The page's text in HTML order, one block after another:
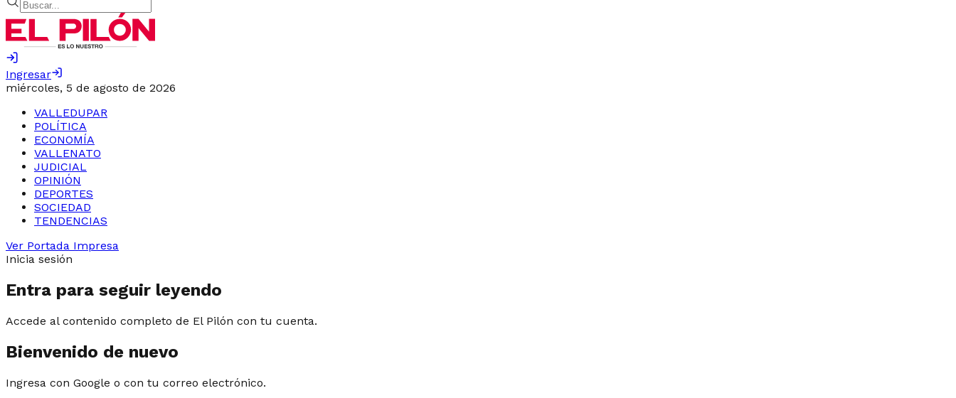
Ingresar
miércoles, 5 de agosto de 2026
VALLEDUPAR
POLÍTICA
ECONOMÍA
VALLENATO
JUDICIAL
OPINIÓN
DEPORTES
SOCIEDAD
TENDENCIAS
Ver Portada Impresa
Inicia sesión
Entra para seguir leyendo
Accede al contenido completo de El Pilón con tu cuenta.
Bienvenido de nuevo
Ingresa con Google o con tu correo electrónico.